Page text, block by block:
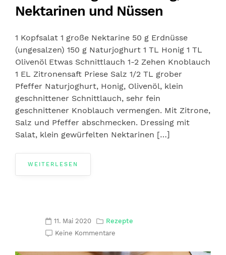
Nektarinen und Nüssen
1 Kopfsalat 1 große Nektarine 50 g Erdnüsse
(ungesalzen) 150 g Naturjoghurt 1 TL Honig 1 TL
Olivenöl Etwas Schnittlauch 1-2 Zehen Knoblauch
1 EL Zitronensaft Priese Salz 1/2 TL grober
Pfeffer Naturjoghurt, Honig, Olivenöl, klein
geschnittener Schnittlauch, sehr fein
geschnittener Knoblauch vermengen. Mit Zitrone,
Salz und Pfeffer abschmecken. Dressing mit
Salat, klein gewürfelten Nektarinen […]
WEITERLESEN
11. Mai 2020
Rezepte
Keine Kommentare